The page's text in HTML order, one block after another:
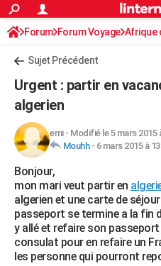
ACTUALITÉS
Politique
Société
Faits Divers
Education
Monde
Villes
+
Programme TV
Streaming
Cinéma
Sorties cinéma
Musique
FINANCE
Retraite
Impôts
Epargne
Immobilier
Risques naturels par ville
Banque
Assurance
Crédit
AUTO
Essais
Réserver un essai
Citadines
Berlines
SUV
Forum auto
HIGH-TECH
Mobiles
Meilleur smartphone
Internet
Ordinateurs
Jeux vidéo
Guide high-tech
+BRICOLAGE
Forum
Aménagement intérieur
Extérieur
Cuisine
Salle de bains
Jardinage
Rangement
WEEK-END
Guides de France
Escapades
Patrimoine
Expositions
Musées
Week-end nature
+LIFESTYLE
Forum Forum Voyage Afrique
Sujet Précédent
Urgent : partir en
algerien
emi- Modifié le 5 mars 2015
Mouhh- 6 mars 2015 à
Bonjour,
mon mari veut partir en
algerien et une carte de
passeport se termine a la fin
y allé et refaire son
consulat pour en refaire un
les personne qui pourront